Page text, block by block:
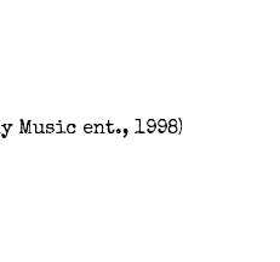
Music ent., 1998)